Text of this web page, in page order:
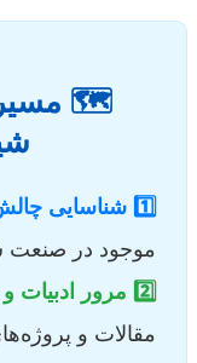
🗺️ مسیر
1️⃣ شناسایی چالش‌ها و نیازها:
موجود در صنعت
2️⃣ مرور ادبیات و خلاء پژوهشی:
مقالات و